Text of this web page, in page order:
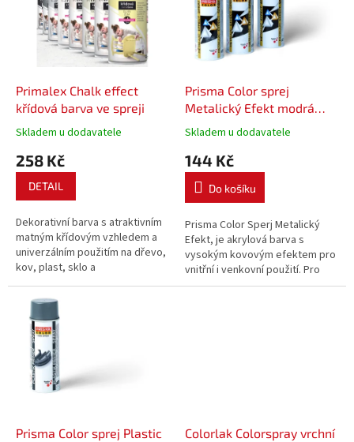
Primalex Chalk effect
křídová barva ve spreji
Skladem u dodavatele
258 Kč
DETAIL
Dekorativní barva s atraktivním
matným křídovým vzhledem a
univerzálním použitím na dřevo,
kov, plast, sklo a
keramiku.Ideální na kreativní DIY
projekty.Rychleschnoucí.
Prisma Color sprej
Metalický Efekt modrá
400 ml
Skladem u dodavatele
144 Kč
Do košíku
Prisma Color Sperj Metalický
Efekt, je akrylová barva s
vysokým kovovým efektem pro
vnitřní i venkovní použití. Pro
všechny povrchy.
Prisma Color sprej Plastic
Colorlak Colorspray vrchní